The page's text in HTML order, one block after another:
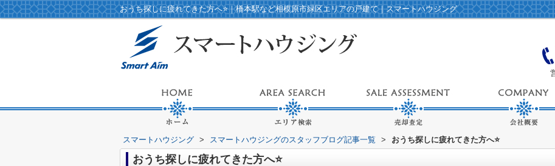
おうち探しに疲れてきた方へ⭐️｜橋本駅など相模原市緑区エリアの戸建て｜スマートハウジング
スマートハウジング > スマートハウジングのスタッフブログ記事一覧 > おうち探しに疲れてきた方へ⭐️
おうち探しに疲れてきた方へ⭐️